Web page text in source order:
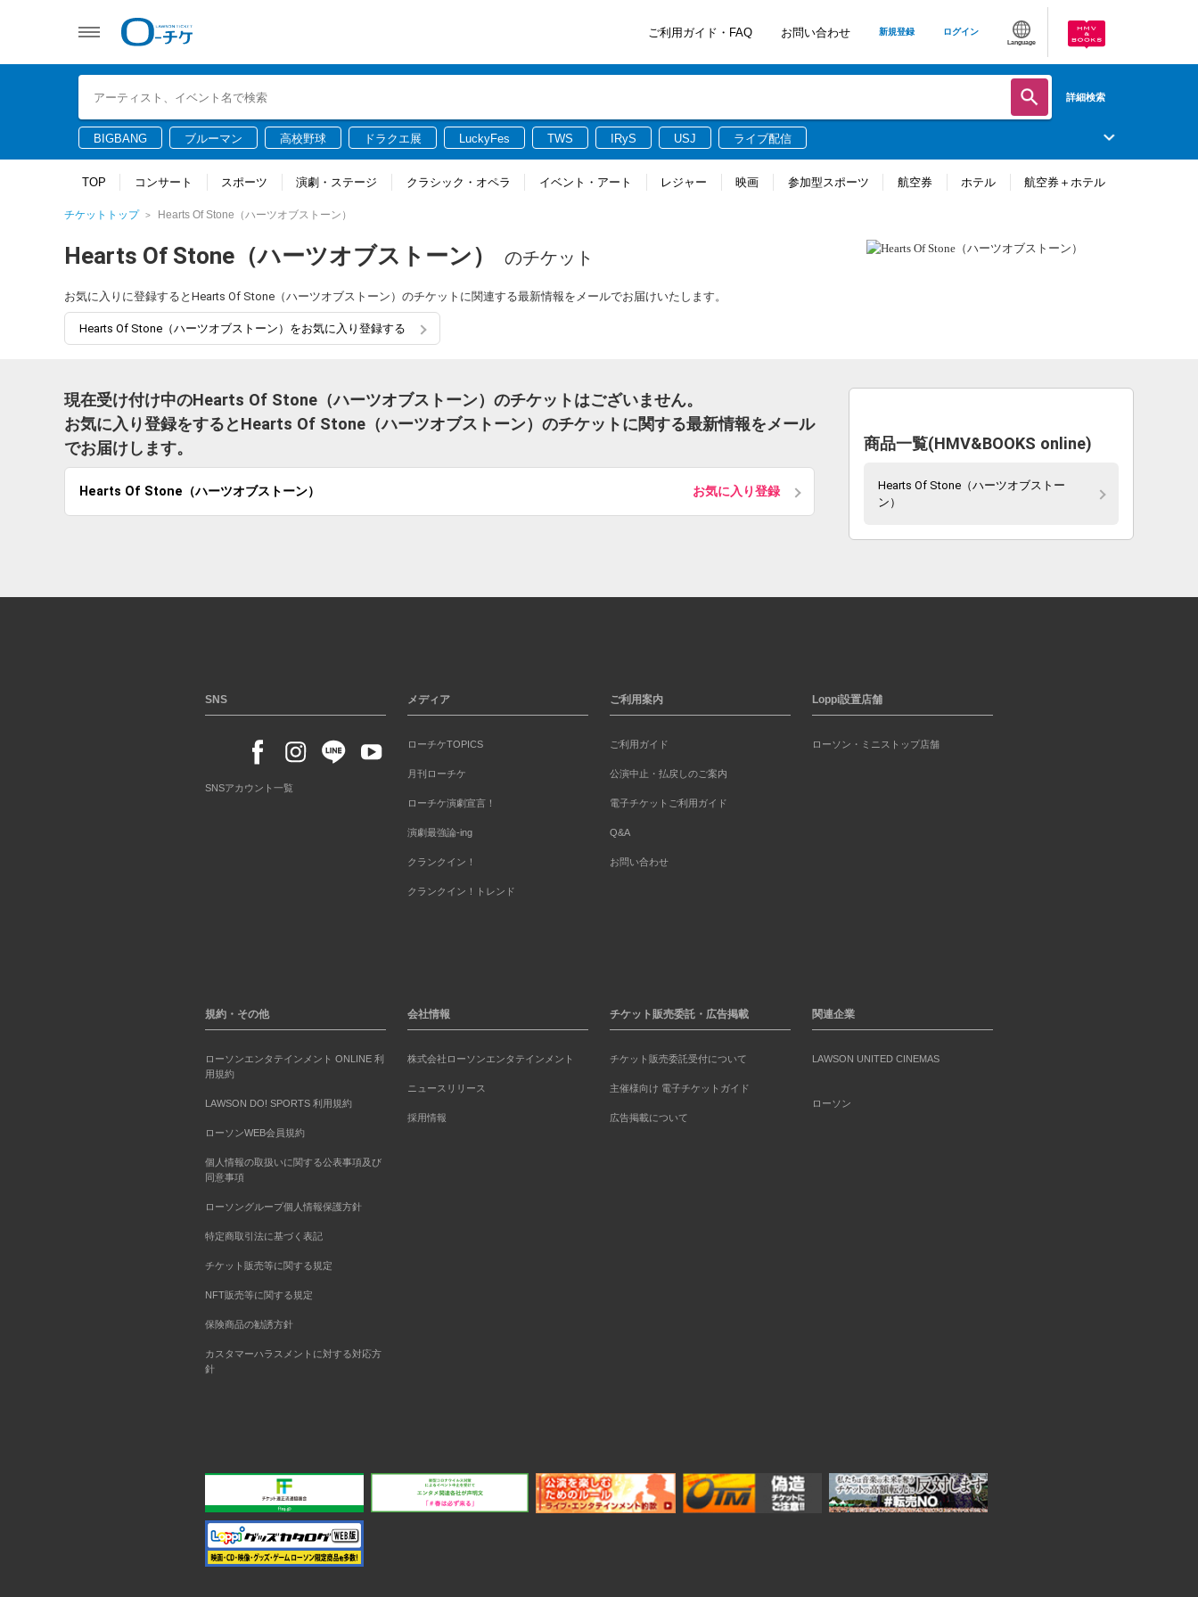
ご利用ガイド・FAQ お問い合わせ 新規登録 ログイン
Language
詳細検索
BIGBANG ブルーマン 高校野球 ドラクエ展 LuckyFes TWS IRyS USJ ライブ配信
TOP コンサート スポーツ 演劇・ステージ クラシック・オペラ イベント・アート レジャー 映画 参加型スポーツ 航空券 ホテル 航空券＋ホテル
チケットトップ Hearts Of Stone（ハーツオブストーン）
Hearts Of Stone（ハーツオブストーン） のチケット
お気に入りに登録するとHearts Of Stone（ハーツオブストーン）のチケットに関連する最新情報をメールでお届けいたします。
Hearts Of Stone（ハーツオブストーン）をお気に入り登録する
現在受け付け中のHearts Of Stone（ハーツオブストーン）のチケットはございません。
お気に入り登録をするとHearts Of Stone（ハーツオブストーン）のチケットに関する最新情報をメール
でお届けします。
Hearts Of Stone（ハーツオブストーン） お気に入り登録
商品一覧(HMV&BOOKS online)
Hearts Of Stone（ハーツオブストー
ン）
SNS
SNSアカウント一覧
メディア
ローチケTOPICS
月刊ローチケ
ローチケ演劇宣言！
演劇最強論-ing
クランクイン！
クランクイン！トレンド
ご利用案内
ご利用ガイド
公演中止・払戻しのご案内
電子チケットご利用ガイド
Q&A
お問い合わせ
Loppi設置店舗
ローソン・ミニストップ店舗
規約・その他
ローソンエンタテインメント ONLINE 利
用規約
LAWSON DO! SPORTS 利用規約
ローソンWEB会員規約
個人情報の取扱いに関する公表事項及び
同意事項
ローソングループ個人情報保護方針
特定商取引法に基づく表記
チケット販売等に関する規定
NFT販売等に関する規定
保険商品の勧誘方針
カスタマーハラスメントに対する対応方
針
会社情報
株式会社ローソンエンタテインメント
ニュースリリース
採用情報
チケット販売委託・広告掲載
チケット販売委託受付について
主催様向け 電子チケットガイド
広告掲載について
関連企業
LAWSON UNITED CINEMAS
ローソン